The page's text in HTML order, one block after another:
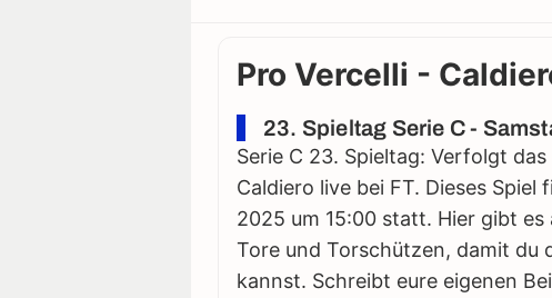
Pro Vercelli -
23. Spieltag Serie C -
Serie C 23. Spieltag: Verfolgt
Caldiero live bei FT. Dieses Spiel
2025 um 15:00 statt. Hier gibt
Tore und Torschützen, damit du
kannst. Schreibt eure eigenen